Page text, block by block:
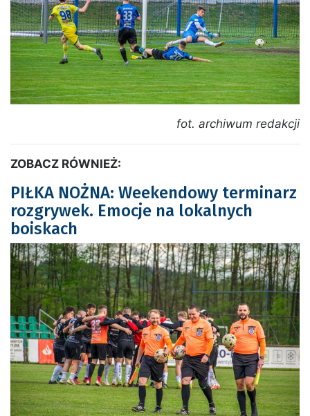
fot. archiwum redakcji
ZOBACZ RÓWNIEŻ:
PIŁKA NOŻNA: Weekendowy terminarz
rozgrywek. Emocje na lokalnych
boiskach